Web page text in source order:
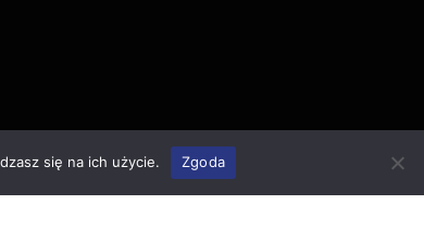
się na ich użycie. Zgoda